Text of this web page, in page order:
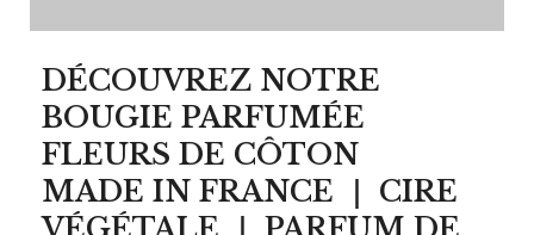
DÉCOUVREZ NOTRE
BOUGIE PARFUMÉE
FLEURS DE CÔTON
MADE IN FRANCE ｜ CIRE